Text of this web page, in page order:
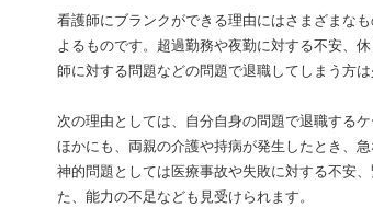
看護師にブランクができる理由にはさまざまな
よるものです。超過勤務や夜勤に対する不安、
師に対する問題などの問題で退職してしまう方は
次の理由としては、自分自身の問題で退職する
ほかにも、両親の介護や持病が発生したとき、
神的問題としては医療事故や失敗に対する不安
た、能力の不足なども見受けられます。